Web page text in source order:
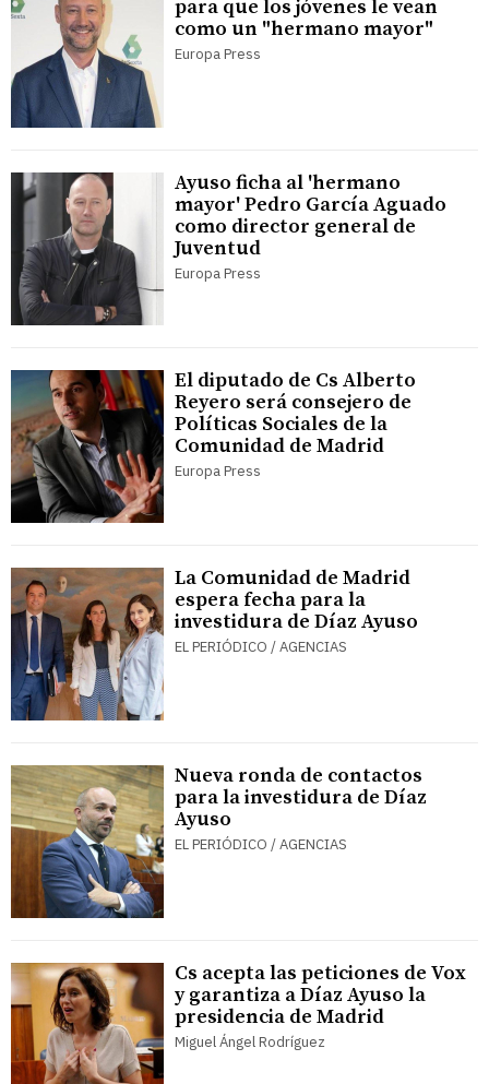
para que los jóvenes le vean
como un "hermano mayor"
Europa Press
Ayuso ficha al 'hermano
mayor' Pedro García Aguado
como director general de
Juventud
Europa Press
El diputado de Cs Alberto
Reyero será consejero de
Políticas Sociales de la
Comunidad de Madrid
Europa Press
La Comunidad de Madrid
espera fecha para la
investidura de Díaz Ayuso
EL PERIÓDICO / AGENCIAS
Nueva ronda de contactos
para la investidura de Díaz
Ayuso
EL PERIÓDICO / AGENCIAS
Cs acepta las peticiones de Vox
y garantiza a Díaz Ayuso la
presidencia de Madrid
Miguel Ángel Rodríguez